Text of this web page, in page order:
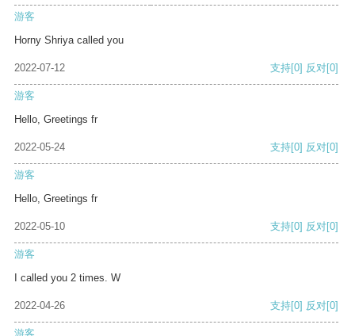
游客
Horny Shriya called you
2022-07-12 支持[0] 反对[0]
游客
Hello, Greetings fr
2022-05-24 支持[0] 反对[0]
游客
Hello, Greetings fr
2022-05-10 支持[0] 反对[0]
游客
I called you 2 times. W
2022-04-26 支持[0] 反对[0]
游客